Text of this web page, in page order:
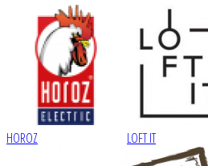
HOROZ LOFT IT